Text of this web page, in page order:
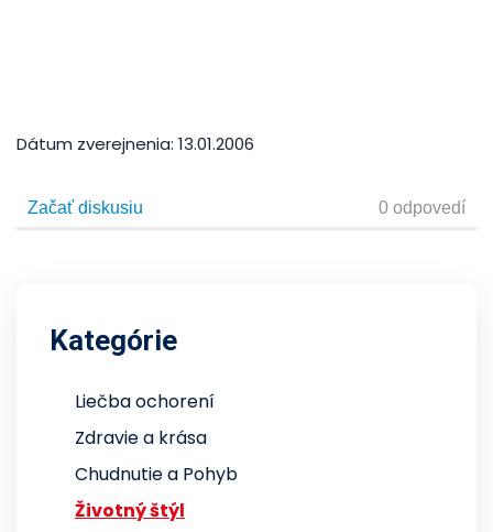
Dátum zverejnenia: 13.01.2006
Kategórie
Liečba ochorení
Zdravie a krása
Chudnutie a Pohyb
Životný štýl